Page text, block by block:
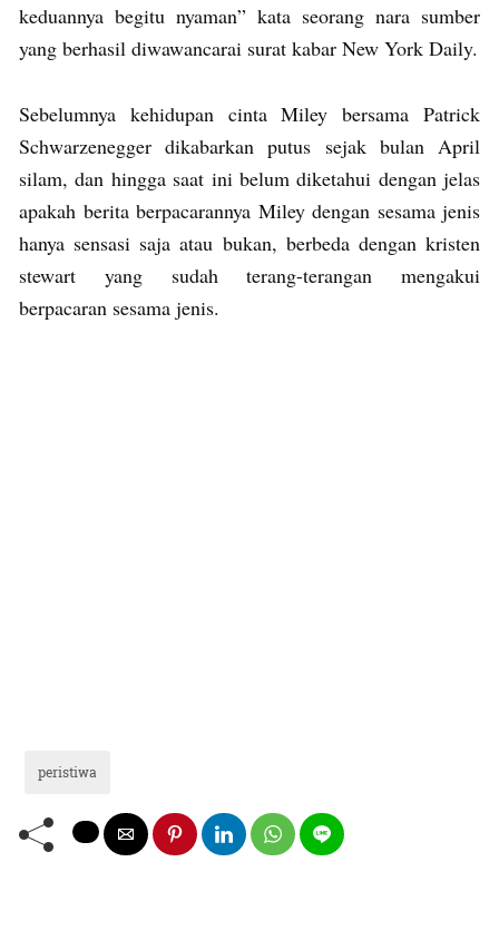
keduannya begitu nyaman” kata seorang nara sumber
yang berhasil diwawancarai surat kabar New York Daily.
Sebelumnya kehidupan cinta Miley bersama Patrick
Schwarzenegger dikabarkan putus sejak bulan April
silam, dan hingga saat ini belum diketahui dengan jelas
apakah berita berpacarannya Miley dengan sesama jenis
hanya sensasi saja atau bukan, berbeda dengan kristen
stewart yang sudah terang-terangan mengakui
berpacaran sesama jenis.
peristiwa